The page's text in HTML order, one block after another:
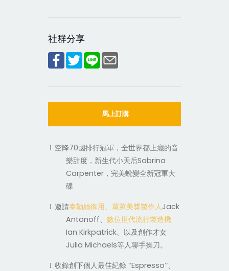
社群分享
馬上訂購
l 空降70國排行冠軍，全世界都上癮的音
樂甜度，新生代小天后Sabrina
Carpenter，完美蛻變全新冠軍大
碟
l 邀請泰勒絲御用、葛萊美獎製作人 Jack
Antonoff
數位世代流行製造機
Ian Kirkpatrick、以及創作才女
Julia Michaels等人聯手操刀。
l 收錄創下個人最佳紀錄 “Espresso”、